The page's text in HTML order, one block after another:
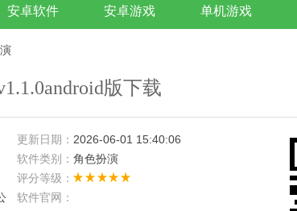
安卓软件 安卓游戏 单机游戏
版下载
更新日期： 2026-06-01 15:40:06
软件类别： 角色扮演
评分等级：
软件官网：